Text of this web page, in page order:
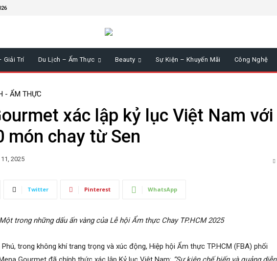
Giải Trí Du Lịch – Ẩm Thực Beauty Sự Kiện – Khuyến Mãi Công Nghệ
- ẨM THỰC
xác lập kỷ lục Việt Nam với
món chay từ Sen
2025
Twitter Pinterest WhatsApp
Một trong những dấu ấn vàng của Lễ hội Ẩm thực Chay TP.HCM 2025
trong không khí trang trọng và xúc động, Hiệp hội Ẩm thực TP.HCM (FBA) phối